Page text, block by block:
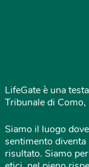
LifeGate è una
Tribunale di
Siamo il luogo
sentimento
risultato. Siamo